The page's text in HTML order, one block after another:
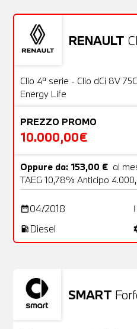
RENAULT
Usato
Clio 4ª serie - Clio dCi 8V
Energy Life
PREZZO PROMO
10.000,00€
Oppure da: 153,00 € al
TAEG 10,78% Anticipo
date_range04/2018
local_gas_station Diesel
SMART
Usato